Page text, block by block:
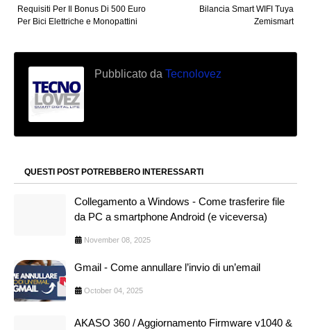
Bilancia Smart WIFI Tuya
Zemismart
Requisiti Per Il Bonus Di 500 Euro
Per Bici Elettriche e Monopattini
Pubblicato da Tecnolovez
QUESTI POST POTREBBERO INTERESSARTI
Collegamento a Windows - Come trasferire file
da PC a smartphone Android (e viceversa)
November 08, 2025
Gmail - Come annullare l’invio di un’email
October 04, 2025
AKASO 360 / Aggiornamento Firmware v1040 &